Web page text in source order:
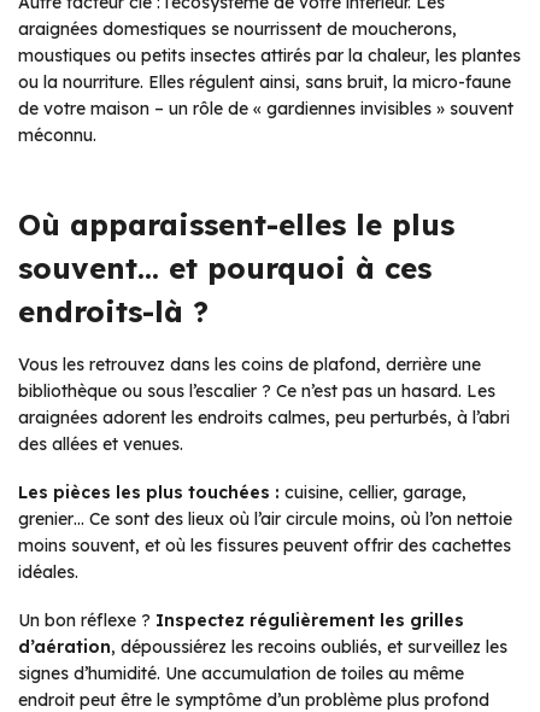
araignées domestiques se nourrissent de moucherons,
moustiques ou petits insectes attirés par la chaleur, les plantes
ou la nourriture. Elles régulent ainsi, sans bruit, la micro-faune
de votre maison – un rôle de « gardiennes invisibles » souvent
méconnu.
Où apparaissent-elles le plus
souvent… et pourquoi à ces
endroits-là ?
Vous les retrouvez dans les coins de plafond, derrière une
bibliothèque ou sous l’escalier ? Ce n’est pas un hasard. Les
araignées adorent les endroits calmes, peu perturbés, à l’abri
des allées et venues.
Les pièces les plus touchées : cuisine, cellier, garage,
grenier… Ce sont des lieux où l’air circule moins, où l’on nettoie
moins souvent, et où les fissures peuvent offrir des cachettes
idéales.
Un bon réflexe ? Inspectez régulièrement les grilles
d’aération, dépoussiérez les recoins oubliés, et surveillez les
signes d’humidité. Une accumulation de toiles au même
endroit peut être le symptôme d’un problème plus profond